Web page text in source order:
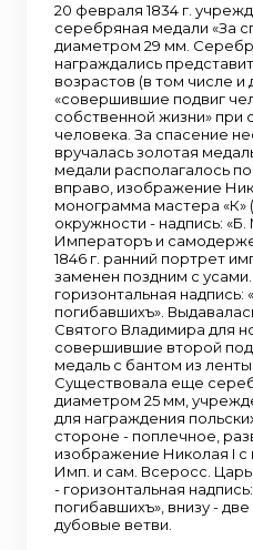
20 февраля 1834 г.
серебряная медали «За
диаметром 29 мм.
награждались
возрастов (в том числе и
«совершившие подвиг
собственной жизни» при
человека. За спасение
вручалась золотая
медали располагалось
вправо, изображение
монограмма мастера «К»
окружности - надпись:
Императоръ и
1846 г. ранний портрет
заменен поздним с
горизонтальная надпись:
погибавшихъ».
Святого Владимира для
совершившие второй
медаль с бантом из
Существовала еще
диаметром 25 мм,
для награждения
стороне - поплечное,
изображение Николая I с
Имп. и сам. Всеросс.
- горизонтальная
погибавшихъ», внизу -
дубовые ветви.